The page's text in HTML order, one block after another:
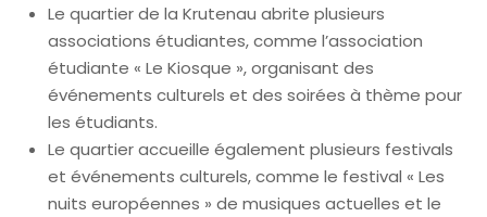
Le quartier de la Krutenau abrite plusieurs
associations étudiantes, comme l’association
étudiante « Le Kiosque », organisant des
événements culturels et des soirées à thème pour
les étudiants.
Le quartier accueille également plusieurs festivals
et événements culturels, comme le festival « Les
nuits européennes » de musiques actuelles et le